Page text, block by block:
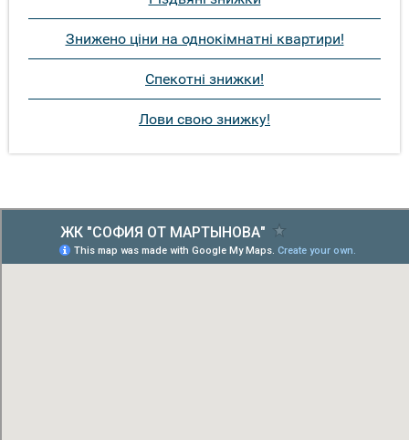
Знижено ціни на однокімнатні квартири!
Спекотні знижки!
Лови свою знижку!